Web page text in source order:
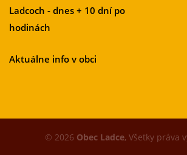
Ladcoch - dnes + 10 dní po
hodinách
Aktuálne info v obci
© 2026 Obec Ladce, Všetky práva